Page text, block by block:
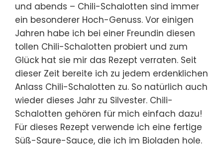
und abends – Chili-Schalotten sind immer
ein besonderer Hoch-Genuss. Vor einigen
Jahren habe ich bei einer Freundin diesen
tollen Chili-Schalotten probiert und zum
Glück hat sie mir das Rezept verraten. Seit
dieser Zeit bereite ich zu jedem erdenklichen
Anlass Chili-Schalotten zu. So natürlich auch
wieder dieses Jahr zu Silvester. Chili-
Schalotten gehören für mich einfach dazu!
Für dieses Rezept verwende ich eine fertige
Süß-Saure-Sauce, die ich im Bioladen hole.